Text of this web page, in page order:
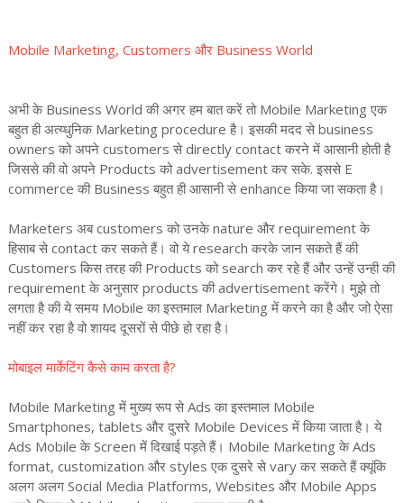
Mobile Marketing, Customers और Business World
अभी के Business World की अगर हम बात करें तो Mobile Marketing एक
बहुत ही अत्य्धुनिक Marketing procedure है। इसकी मदद से business
owners को अपने customers से directly contact करने में आसानी होती है
जिससे की वो अपने Products को advertisement कर सके. इससे E
commerce की Business बहुत ही आसानी से enhance किया जा सकता है।
Marketers अब customers को उनके nature और requirement के
हिसाब से contact कर सकते हैं। वो ये research करके जान सकते हैं की
Customers किस तरह की Products को search कर रहे हैं और उन्हें उन्ही की
requirement के अनुसार products की advertisement करेंगे। मुझे तो
लगता है की ये समय Mobile का इस्तमाल Marketing में करने का है और जो ऐसा
नहीं कर रहा है वो शायद दूसरों से पीछे हो रहा है।
मोबाइल मार्केटिंग कैसे काम करता है?
Mobile Marketing में मुख्य रूप से Ads का इस्तमाल Mobile
Smartphones, tablets और दुसरे Mobile Devices में किया जाता है। ये
Ads Mobile के Screen में दिखाई पड़ते हैं। Mobile Marketing के Ads
format, customization और styles एक दुसरे से vary कर सकते हैं क्यूंकि
अलग अलग Social Media Platforms, Websites और Mobile Apps